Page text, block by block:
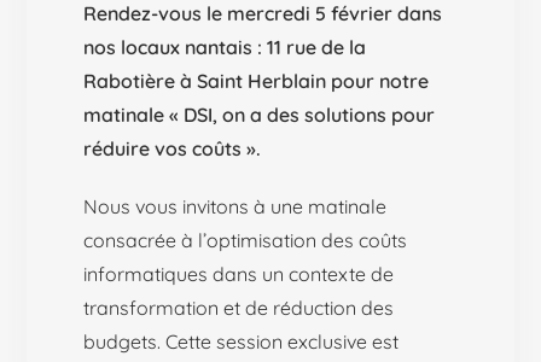
Rendez-vous le mercredi 5 février dans
nos locaux nantais : 11 rue de la
Rabotière à Saint Herblain pour notre
matinale « DSI, on a des solutions pour
réduire vos coûts ».
Nous vous invitons à une matinale
consacrée à l’optimisation des coûts
informatiques dans un contexte de
transformation et de réduction des
budgets. Cette session exclusive est